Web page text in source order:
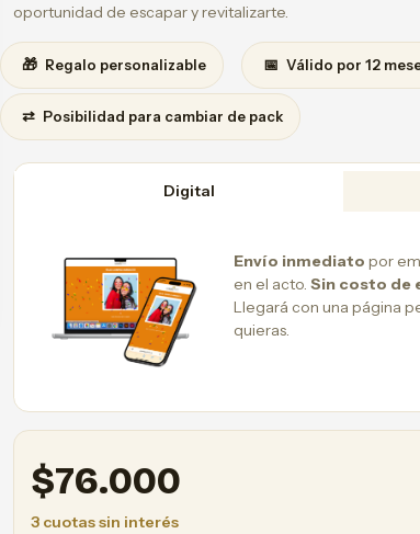
oportunidad de escapar y revitalizarte.
🎁 Regalo personalizable 📅 Válido por 12
⇄ Posibilidad para cambiar de pack
Digital
Envío inmediato por
en el acto. Sin costo de
Llegará con una página
quieras.
$76.000
3 cuotas sin interés